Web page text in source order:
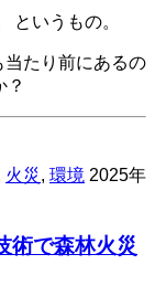
というもの。
たり前にあるの
？
火災, 環境 2025年
術で森林火災